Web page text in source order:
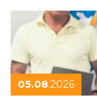
05.08.2026